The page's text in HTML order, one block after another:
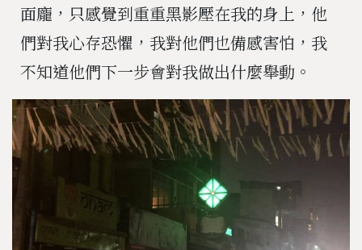
面龐，只感覺到重重黑影壓在我的身上，他
們對我心存恐懼，我對他們也備感害怕，我
不知道他們下一步會對我做出什麼舉動。